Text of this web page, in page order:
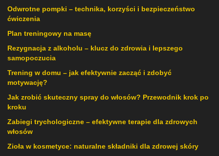
Odwrotne pompki – technika, korzyści i bezpieczeństwo
ćwiczenia
Plan treningowy na masę
Rezygnacja z alkoholu – klucz do zdrowia i lepszego
samopoczucia
Trening w domu – jak efektywnie zacząć i zdobyć
motywację?
Jak zrobić skuteczny spray do włosów? Przewodnik krok po
kroku
Zabiegi trychologiczne – efektywne terapie dla zdrowych
włosów
Zioła w kosmetyce: naturalne składniki dla zdrowej skóry